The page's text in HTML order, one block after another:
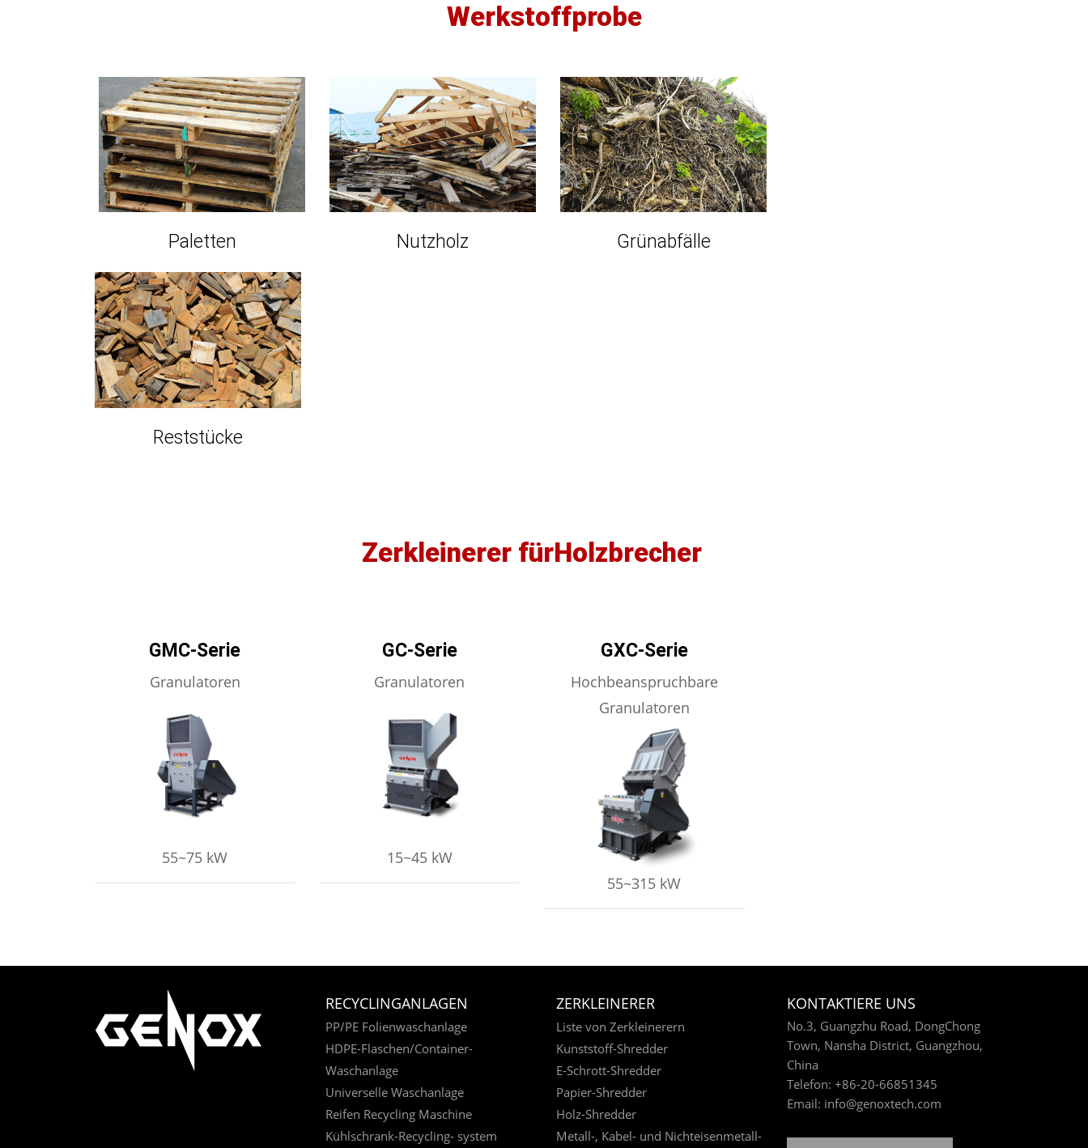
Werkstoffprobe
Paletten Nutzholz Grünabfälle
Reststücke
Zerkleinerer fürHolzbrecher
GMC-Serie
Granulatoren
MEHR ERFAHREN
55~75 kW
GC-Serie
Granulatoren
MEHR ERFAHREN
15~45 kW
GXC-Serie
Hochbeanspruchbare
Granulatoren
MEHR ERFAHREN
55~315 kW
RECYCLINGANLAGEN
PP/PE Folienwaschanlage
HDPE-Flaschen/Container-
Waschanlage
Universelle Waschanlage
Reifen Recycling Maschine
Kühlschrank-Recycling- system
ZERKLEINERER
Liste von Zerkleinerern
Kunststoff-Shredder
E-Schrott-Shredder
Papier-Shredder
Holz-Shredder
Metall-, Kabel- und Nichteisenmetall-
KONTAKTIERE UNS
No.3, Guangzhu Road, DongChong
Town, Nansha District, Guangzhou,
China
Telefon: +86-20-66851345
Email: info@genoxtech.com